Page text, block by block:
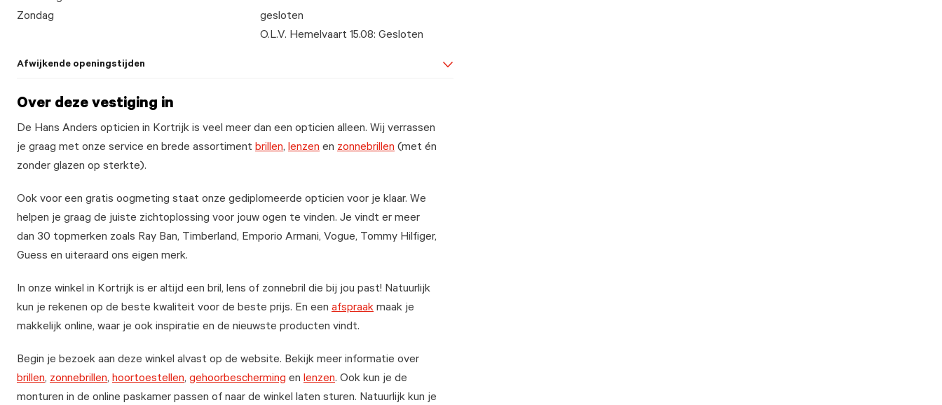
Zondag
gesloten
O.L.V. Hemelvaart 15.08: Gesloten
Afwijkende openingstijden
Over deze vestiging in
De Hans Anders opticien in Kortrijk is veel meer dan een opticien alleen. Wij verrassen
je graag met onze service en brede assortiment brillen, lenzen en zonnebrillen (met én
zonder glazen op sterkte).
Ook voor een gratis oogmeting staat onze gediplomeerde opticien voor je klaar. We
helpen je graag de juiste zichtoplossing voor jouw ogen te vinden. Je vindt er meer
dan 30 topmerken zoals Ray Ban, Timberland, Emporio Armani, Vogue, Tommy Hilfiger,
Guess en uiteraard ons eigen merk.
In onze winkel in Kortrijk is er altijd een bril, lens of zonnebril die bij jou past! Natuurlijk
kun je rekenen op de beste kwaliteit voor de beste prijs. En een afspraak maak je
makkelijk online, waar je ook inspiratie en de nieuwste producten vindt.
Begin je bezoek aan deze winkel alvast op de website. Bekijk meer informatie over
brillen, zonnebrillen, hoortoestellen, gehoorbescherming en lenzen. Ook kun je de
monturen in de online paskamer passen of naar de winkel laten sturen. Natuurlijk kun je